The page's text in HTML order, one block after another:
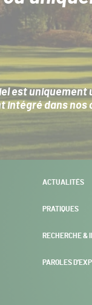
est uniquement
intégré dans nos
ACTUALITÉS
PRATIQUES
RECHERCHE &
PAROLES